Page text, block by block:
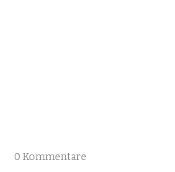
0 Kommentare